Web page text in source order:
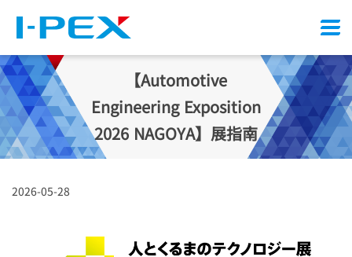
【Automotive
Engineering Exposition
2026 NAGOYA】展指南
2026-05-28